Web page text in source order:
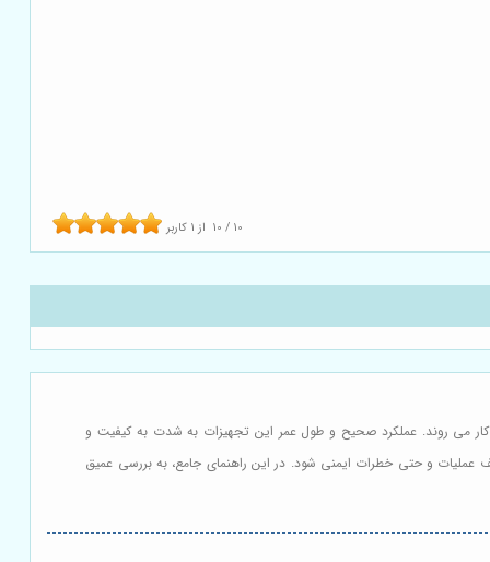
10 / 10 از1 کاربر
می روند. عملکرد صحیح و طول عمر این تجهیزات به شدت به کیفیت و
عملیات و حتی خطرات ایمنی شود. در این راهنمای جامع، به بررسی عمیق